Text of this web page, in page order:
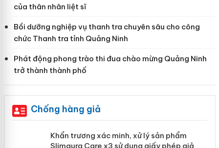
của thân nhân liệt sĩ
Bồi dưỡng nghiệp vụ thanh tra chuyên sâu cho công
chức Thanh tra tỉnh Quảng Ninh
Phát động phong trào thi đua chào mừng Quảng Ninh
trở thành thành phố
Chống hàng giả
Khẩn trương xác minh, xử lý sản phẩm
Slimaura Care x3 sử dụng giấy phép giả